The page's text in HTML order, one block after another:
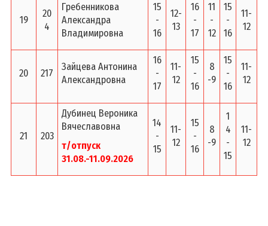
19
20
4
Гребенникова
Александра
Владимировна
15
-
16
12-
13
16
-
17
11
-
12
15
-
16
11-
12
20 217
Зайцева Антонина
Александровна
16
-
17
11-
12
15
-
16
8
-9
15
-
16
11-
12
21 203
Дубинец Вероника
Вячеславовна
т/отпуск
31.08.-11.09.2026
14
-
15
11-
12
15
-
16
8
-9
1
4
-
15
11-
12